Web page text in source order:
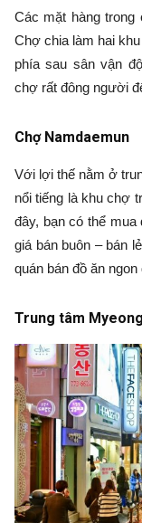
Các mặt hàng
Chợ chia làm hai
phía sau sân vận
chợ rất đông người
Chợ Namdaemun
Với lợi thế nằm ở
nổi tiếng là khu chợ
đây, bạn có thể
giá bán buôn – bán
quán bán đồ ăn ngon
Trung tâm